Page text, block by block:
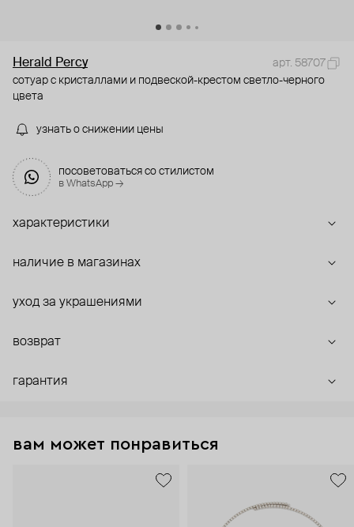
Herald Percy
арт. 58707
сотуар с кристаллами и подвеской-крестом светло-черного
цвета
узнать о снижении цены
посоветоваться со стилистом
в WhatsApp →
характеристики
наличие в магазинах
уход за украшениями
возврат
гарантия
вам может понравиться